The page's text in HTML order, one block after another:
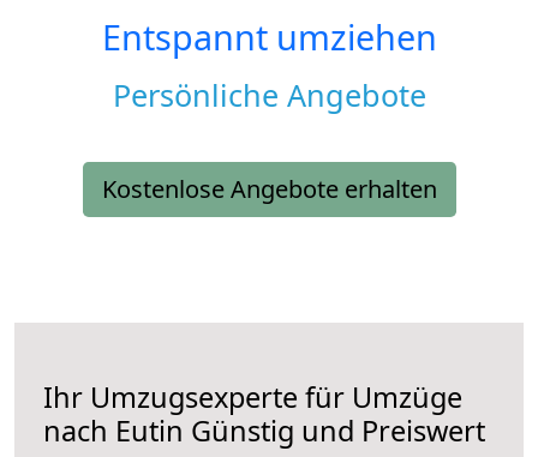
Entspannt umziehen
Persönliche Angebote
Kostenlose Angebote erhalten
Ihr Umzugsexperte für Umzüge
nach Eutin Günstig und Preiswert